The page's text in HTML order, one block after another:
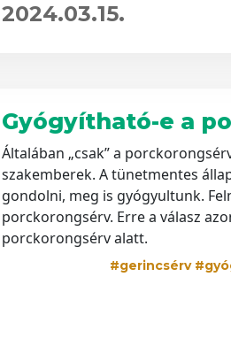
2024.03.15.
Gyógyítható-e a
Általában „csak” a
szakemberek. A tünetmentes
gondolni, meg is gyógyultunk.
porckorongsérv. Erre a válasz
porckorongsérv alatt.
#gerincsérv